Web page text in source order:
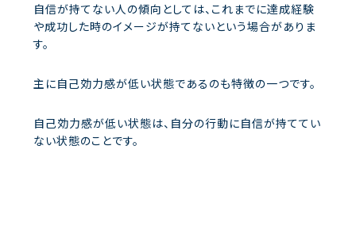
自信が持てない人の傾向としては、これまでに達成経験
や成功した時のイメージが持てないという場合がありま
す。
主に自己効力感が低い状態であるのも特徴の一つです。
自己効力感が低い状態は、自分の行動に自信が持ててい
ない状態のことです。